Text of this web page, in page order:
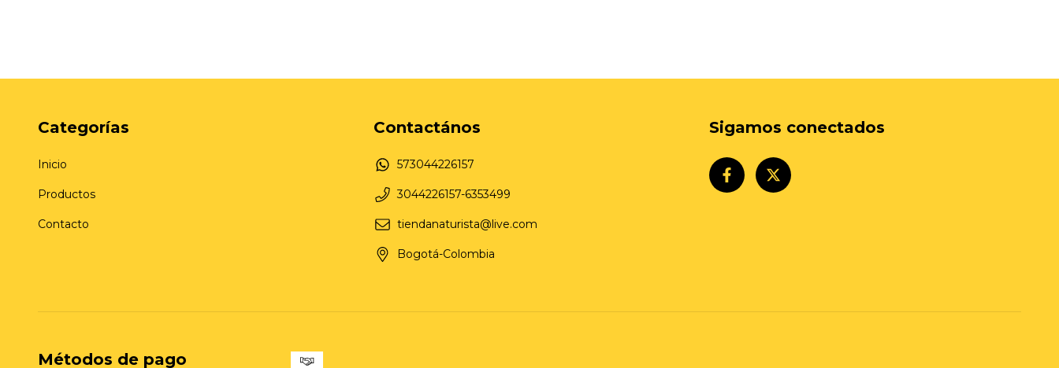
Categorías
Inicio
Productos
Contacto
Contactános
573044226157
3044226157-6353499
tiendanaturista@live.com
Bogotá-Colombia
Sigamos conectados
Métodos de pago